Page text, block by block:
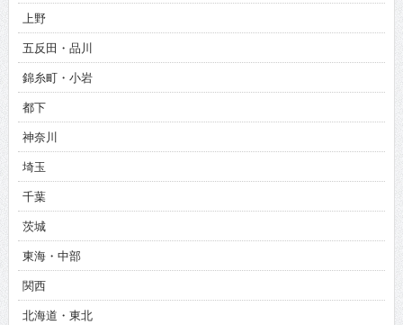
上野
五反田・品川
錦糸町・小岩
都下
神奈川
埼玉
千葉
茨城
東海・中部
関西
北海道・東北